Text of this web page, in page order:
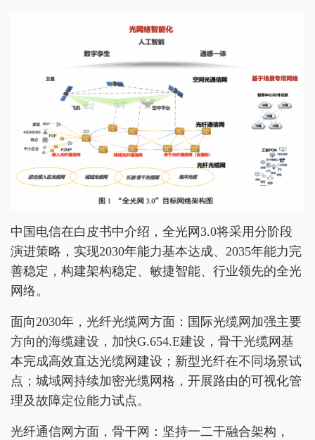
中国电信在白皮书中介绍，全光网3.0将采用分阶段
演进策略，实现2030年能力基本达成、2035年能力完
善稳定，构建架构稳定、敏捷智能、行业领先的全光
网络。
面向2030年，光纤光缆网方面：国际光缆网加强主要
方向的海缆建设，加快G.654.E建设，骨干光缆网基
本完成高效直达光缆网建设；新型光纤在不同场景试
点；城域网持续加密光缆网格，开展路由的可视化管
理及故障定位能力试点。
光纤通信网方面，骨干网：坚持一二干融合架构，